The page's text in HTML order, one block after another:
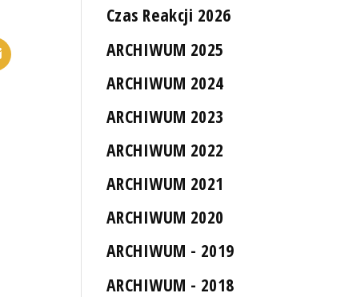
Czas Reakcji 2026
ARCHIWUM 2025
ARCHIWUM 2024
ARCHIWUM 2023
ARCHIWUM 2022
ARCHIWUM 2021
ARCHIWUM 2020
ARCHIWUM - 2019
ARCHIWUM - 2018